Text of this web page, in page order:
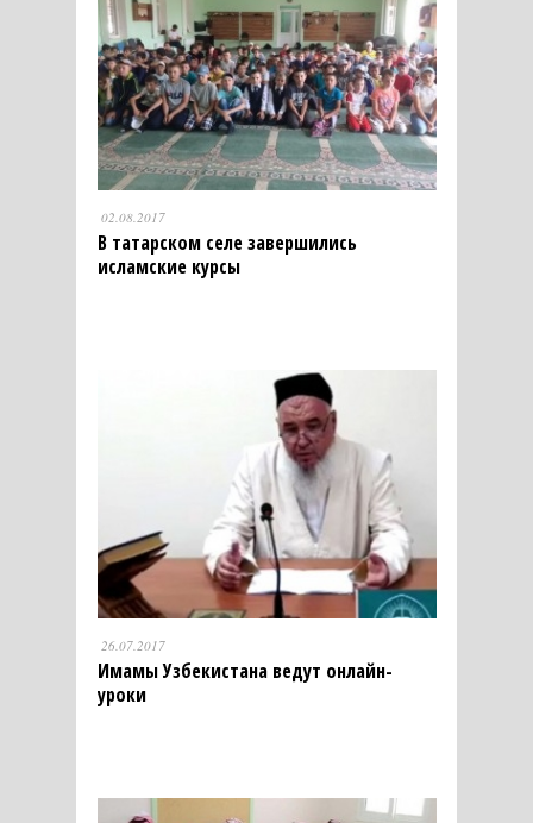
02.08.2017
В татарском селе завершились
исламские курсы
26.07.2017
Имамы Узбекистана ведут онлайн-
уроки